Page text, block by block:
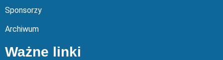
Sponsorzy
Archiwum
Ważne linki